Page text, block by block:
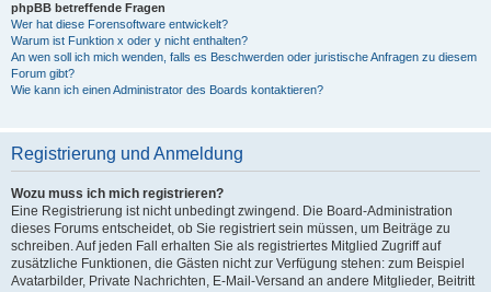
phpBB betreffende Fragen
Wer hat diese Forensoftware entwickelt?
Warum ist Funktion x oder y nicht enthalten?
An wen soll ich mich wenden, falls es Beschwerden oder juristische Anfragen zu diesem
Forum gibt?
Wie kann ich einen Administrator des Boards kontaktieren?
Registrierung und Anmeldung
Wozu muss ich mich registrieren?
Eine Registrierung ist nicht unbedingt zwingend. Die Board-Administration
dieses Forums entscheidet, ob Sie registriert sein müssen, um Beiträge zu
schreiben. Auf jeden Fall erhalten Sie als registriertes Mitglied Zugriff auf
zusätzliche Funktionen, die Gästen nicht zur Verfügung stehen: zum Beispiel
Avatarbilder, Private Nachrichten, E-Mail-Versand an andere Mitglieder, Beitritt